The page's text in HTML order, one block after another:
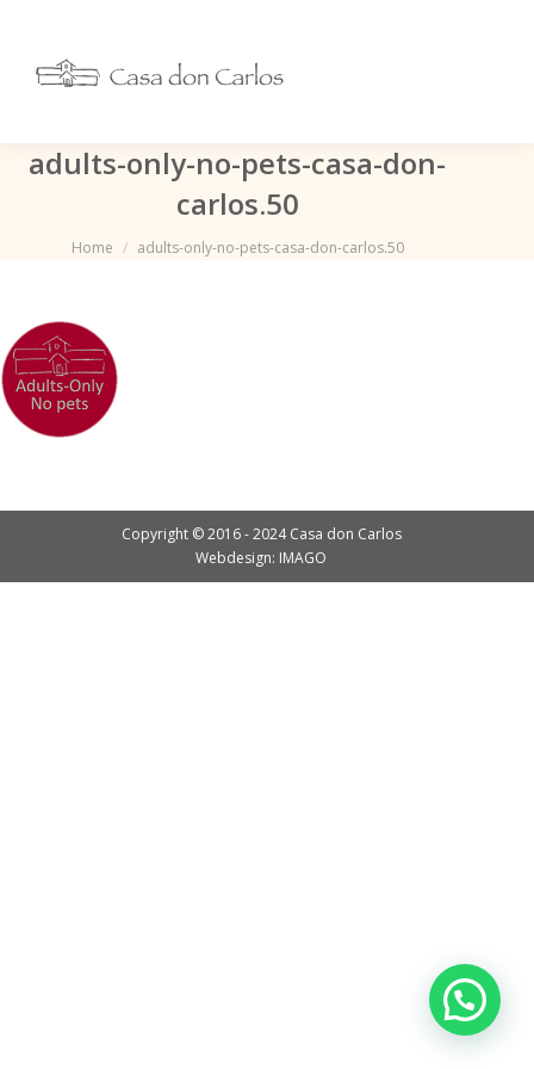
adults-only-no-pets-casa-don-
carlos.50
Je bent hier:
Home adults-only-no-pets-casa-don-carlos.50
Copyright © 2016 - 2024 Casa don Carlos
Webdesign: IMAGO